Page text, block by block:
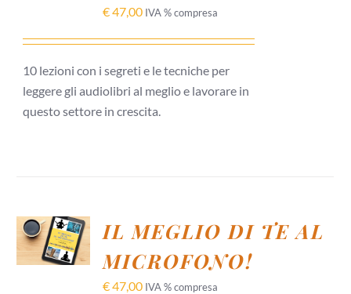
€47,00 IVA % compresa
10 lezioni con i segreti e le tecniche per
leggere gli audiolibri al meglio e lavorare in
questo settore in crescita.
AL
CARRELLO
/
IL MEGLIO DI TE AL
MICROFONO!
€47,00 IVA % compresa